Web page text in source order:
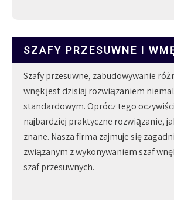
SZAFY PRZESUWNE I
Szafy przesuwne, zabudowywanie
wnęk jest dzisiaj rozwiązaniem
standardowym. Oprócz tego
najbardziej praktyczne rozwiązanie,
znane. Nasza firma zajmuje się
związanym z wykonywaniem szaf
szaf przesuwnych.